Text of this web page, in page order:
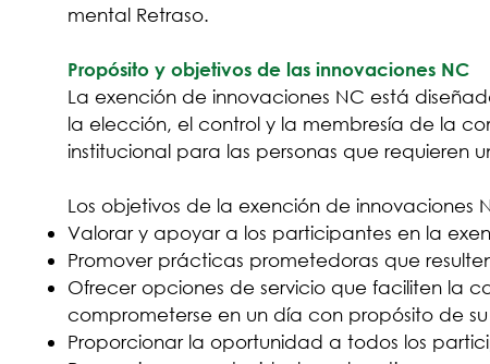
mental Retraso.
Propósito y objetivos de las innovaciones NC
La exención de innovaciones NC está
la elección, el control y la membresía de la
institucional para las personas que requieren
Los objetivos de la exención de innovaciones
Valorar y apoyar a los participantes en la
Promover prácticas prometedoras que
Ofrecer opciones de servicio que faciliten la
comprometerse en un día con propósito de
Proporcionar la oportunidad a todos los